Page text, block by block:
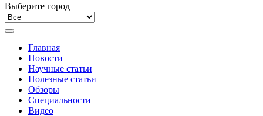
Выберите город
Главная
Новости
Научные статьи
Полезные статьи
Обзоры
Специальности
Видео